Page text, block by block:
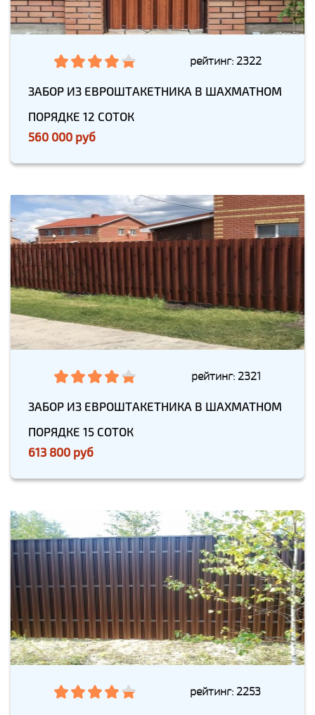
рейтинг: 2322
ЗАБОР ИЗ ЕВРОШТАКЕТНИКА В ШАХМАТНОМ
ПОРЯДКЕ 12 СОТОК
560 000 руб
рейтинг: 2321
ЗАБОР ИЗ ЕВРОШТАКЕТНИКА В ШАХМАТНОМ
ПОРЯДКЕ 15 СОТОК
613 800 руб
рейтинг: 2253